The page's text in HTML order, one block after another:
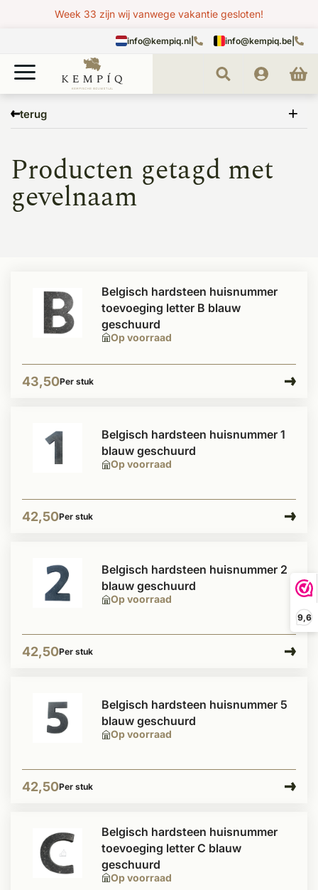
9,6
Week 33 zijn wij vanwege vakantie gesloten!
info@kempiq.nl info@kempiq.be
terug
gevelnaam
Producten getagd met
gevelnaam
Op voorraad
Belgisch hardsteen huisnummer
toevoeging letter B blauw
geschuurd
43,50Per stuk
Op voorraad
Belgisch hardsteen huisnummer 1
blauw geschuurd
42,50Per stuk
Op voorraad
Belgisch hardsteen huisnummer 2
blauw geschuurd
42,50Per stuk
Op voorraad
Belgisch hardsteen huisnummer 5
blauw geschuurd
42,50Per stuk
Op voorraad
Belgisch hardsteen huisnummer
toevoeging letter C blauw
geschuurd